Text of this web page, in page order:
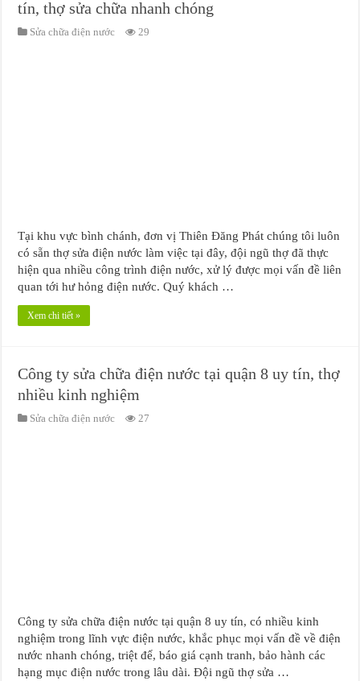
tín, thợ sửa chữa nhanh chóng
Sửa chữa điện nước 29
Tại khu vực bình chánh, đơn vị Thiên Đăng Phát chúng tôi luôn
có sẵn thợ sửa điện nước làm việc tại đây, đội ngũ thợ đã thực
hiện qua nhiều công trình điện nước, xử lý được mọi vấn đề liên
quan tới hư hỏng điện nước. Quý khách …
Xem chi tiết »
Công ty sửa chữa điện nước tại quận 8 uy tín, thợ
nhiều kinh nghiệm
Sửa chữa điện nước 27
Công ty sửa chữa điện nước tại quận 8 uy tín, có nhiều kinh
nghiệm trong lĩnh vực điện nước, khắc phục mọi vấn đề về điện
nước nhanh chóng, triệt để, báo giá cạnh tranh, bảo hành các
hạng mục điện nước trong lâu dài. Đội ngũ thợ sửa …